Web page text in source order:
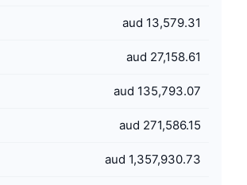
aud 13,579.31
aud 27,158.61
aud 135,793.07
aud 271,586.15
aud 1,357,930.73